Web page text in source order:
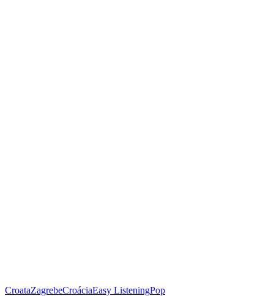
CroataZagrebeCroáciaEasy ListeningPop